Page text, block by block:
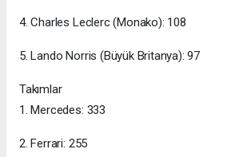
4. Charles Leclerc (Monako): 108
5. Lando Norris (Büyük Britanya): 97
Takımlar
1. Mercedes: 333
2. Ferrari: 255